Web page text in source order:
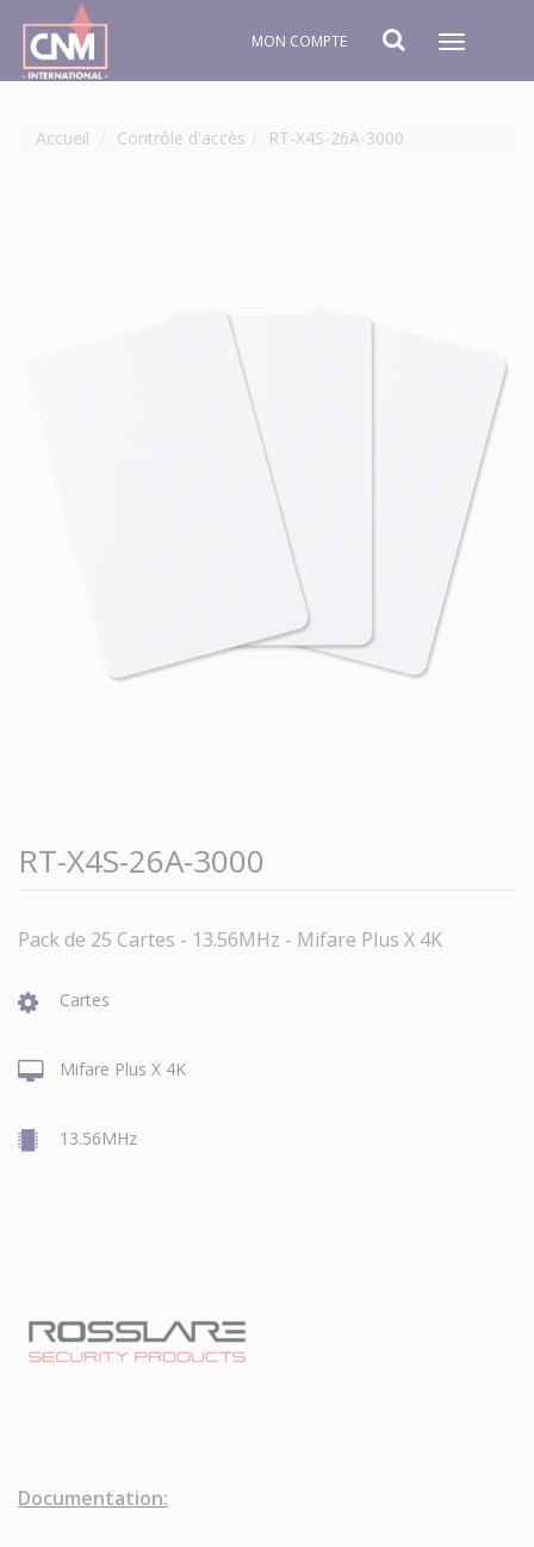
MON COMPTE
Toggle
Accueil Contrôle d'accès RT-X4S-26A-3000
RT-X4S-26A-3000
Pack de 25 Cartes - 13.56MHz - Mifare Plus X 4K
Cartes
Mifare Plus X 4K
13.56MHz
Documentation: